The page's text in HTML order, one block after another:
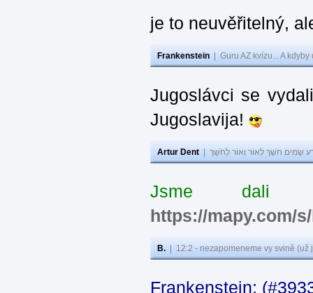
je to neuvěřitelný,
Frankenstein Guru AZ kvízu... A
Jugoslávci se
Jugoslavija!
Artur Dent שָׂמִים חֹשֶׁךְ לְאוֹר וְאוֹר לְחֹשֶׁךְ
Jsme dali
https://mapy.com/
B. 12:2 - nezapomeneme vy svině
Frankenstein: